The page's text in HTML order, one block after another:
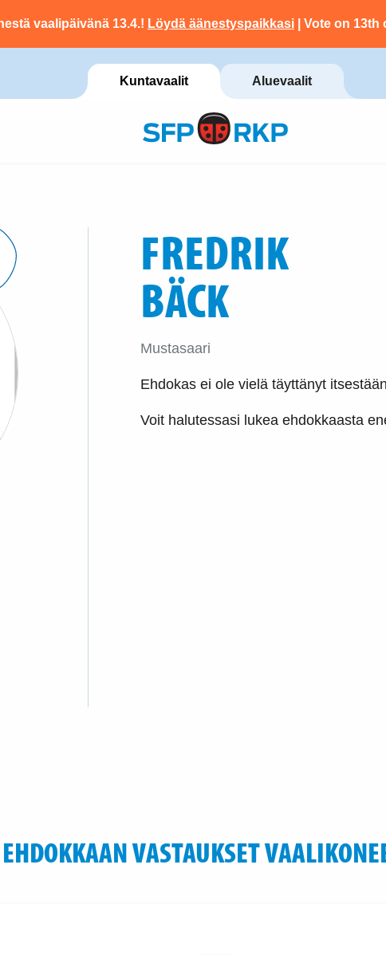
vaalipäivänä 13.4.! Löydä äänestyspaikkasi | Vote on 13th
Kuntavaalit Aluevaalit
FREDRIK
BÄCK
Mustasaari
Ehdokas ei ole vielä täyttänyt
Voit halutessasi lukea ehdokkaasta
EHDOKKAAN VASTAUKSET